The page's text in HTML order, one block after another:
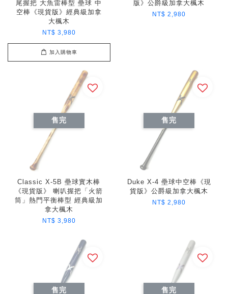
尾握把 大魚雷棒型 壘球 中
空棒《現貨版》經典級加拿
大楓木
NT$ 3,980
加入購物車
版》公爵級加拿大楓木
NT$ 2,980
售完
Classic X-5B 壘球實木棒
《現貨版》 喇叭握把「火箭
筒」熱門平衡棒型 經典級加
拿大楓木
NT$ 3,980
售完
Duke X-4 壘球中空棒《現
貨版》公爵級加拿大楓木
NT$ 2,980
售完 售完